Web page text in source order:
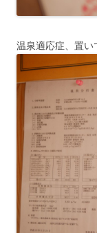
温泉適応症、置い